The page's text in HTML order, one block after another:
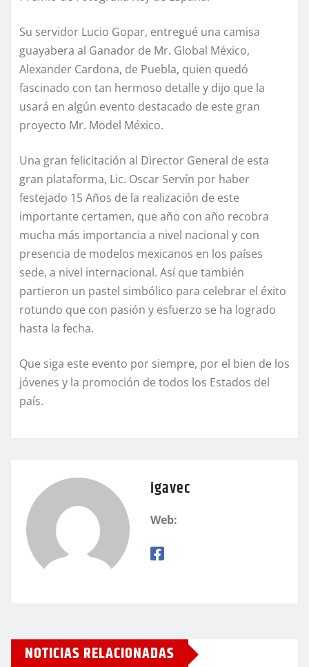
Su servidor Lucio Gopar, entregué una camisa
guayabera al Ganador de Mr. Global México,
Alexander Cardona, de Puebla, quien quedó
fascinado con tan hermoso detalle y dijo que la
usará en algún evento destacado de este gran
proyecto Mr. Model México.
Una gran felicitación al Director General de esta
gran plataforma, Lic. Oscar Servín por haber
festejado 15 Años de la realización de este
importante certamen, que año con año recobra
mucha más importancia a nivel nacional y con
presencia de modelos mexicanos en los países
sede, a nivel internacional. Así que también
partieron un pastel simbólico para celebrar el éxito
rotundo que con pasión y esfuerzo se ha logrado
hasta la fecha.
Que siga este evento por siempre, por el bien de los
jóvenes y la promoción de todos los Estados del
país.
igavec
Web:
NOTICIAS RELACIONADAS